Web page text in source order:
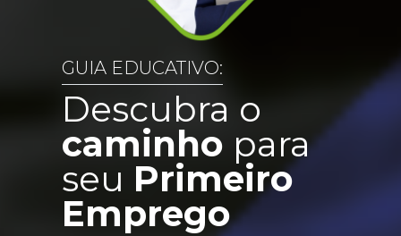
GUIA EDUCATIVO:
Descubra o
caminho para
seu Primeiro
Emprego